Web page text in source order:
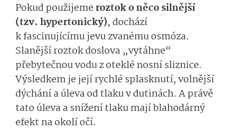
Pokud použijemeroztok o něco silnější
(tzv. hypertonický), dochází
k fascinujícímu jevu zvanému osmóza.
Slanější roztok doslova „vytáhne“
přebytečnou vodu z oteklé nosní sliznice.
Výsledkem je její rychlé splasknutí, volnější
dýchání a úleva od tlaku v dutinách. A právě
tato úleva a snížení tlaku mají blahodárný
efekt na okolí očí.